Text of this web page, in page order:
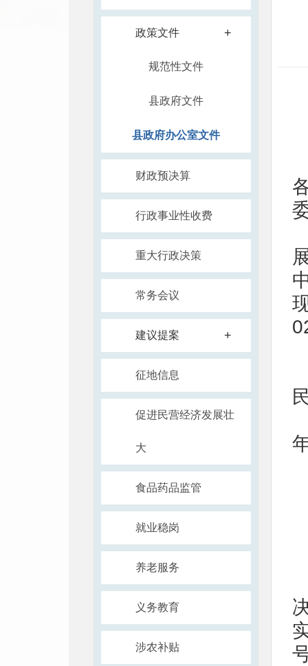
政策文件 +
规范性文件
县政府文件
县政府办公室文件
财政预决算
行政事业性收费
重大行政决策
常务会议
建议提案 +
征地信息
促进民营经济发展壮
大
食品药品监管
就业稳岗
养老服务
义务教育
涉农补贴